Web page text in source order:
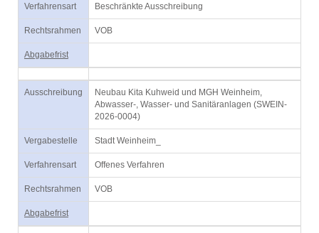
Verfahrensart Beschränkte Ausschreibung
Rechtsrahmen VOB
Abgabefrist
Ausschreibung
Neubau Kita Kuhweid und MGH Weinheim,
Abwasser-, Wasser- und Sanitäranlagen (SWEIN-
2026-0004)
Vergabestelle Stadt Weinheim_
Verfahrensart Offenes Verfahren
Rechtsrahmen VOB
Abgabefrist